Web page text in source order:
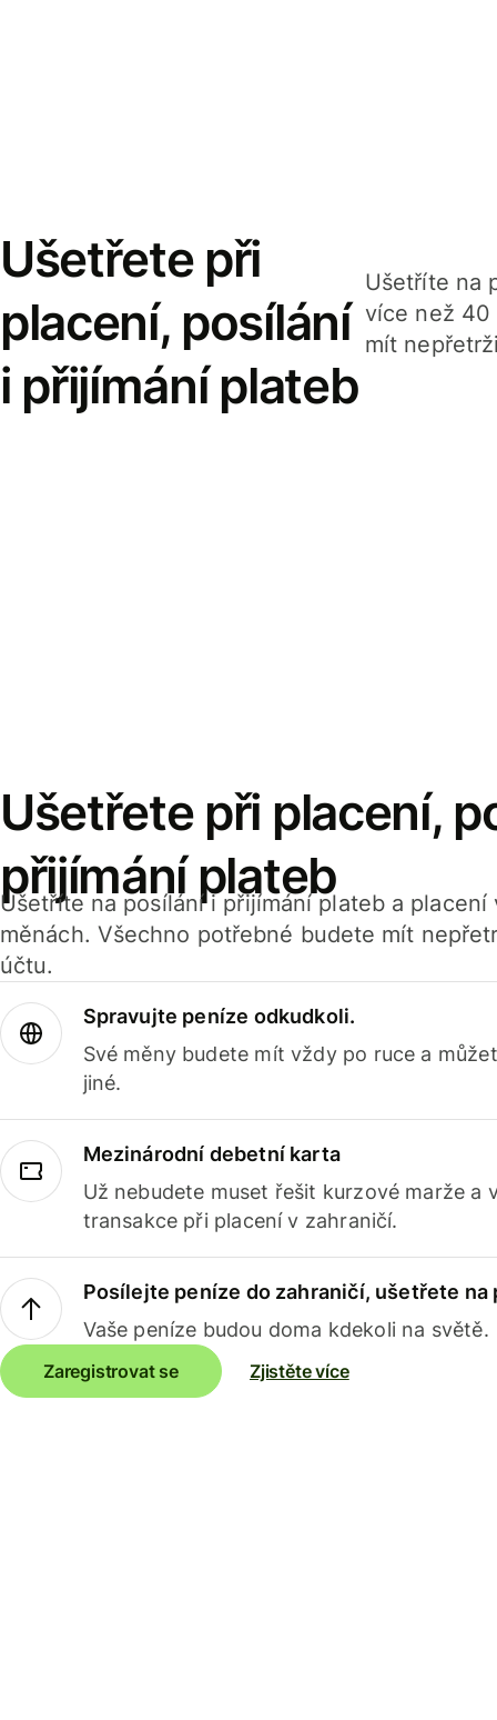
Ušetřete při
placení, posílání
i přijímání plateb
Ušetříte na
více než 40
mít
Ušetřete při placení,
přijímání plateb
Ušetříte na posílání i přijímání plateb a
měnách. Všechno potřebné budete mít
účtu.
Spravujte peníze odkudkoli.
Své měny budete mít vždy po ruce a
jiné.
Mezinárodní debetní karta
Už nebudete muset řešit kurzové marže a
transakce při placení v zahraničí.
Posílejte peníze do zahraničí, ušetřete na
Vaše peníze budou doma kdekoli na světě.
Zaregistrovat se Zjistěte více